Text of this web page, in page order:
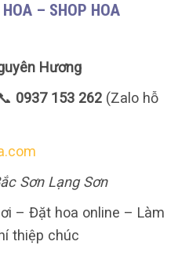
– SHOP HOA
Hương
0937 153 262(Zalo hỗ
Sơn Lạng Sơn
– Đặt hoa online – Làm
thiệp chúc